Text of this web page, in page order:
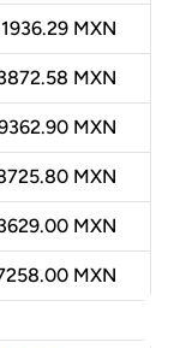
1936.29 MXN
MXN
MXN
MXN
MXN
MXN